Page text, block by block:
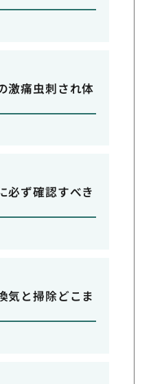
激痛虫刺され体
必ず確認すべき
気と掃除どこま